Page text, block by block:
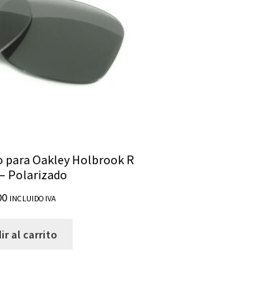
para Oakley Holbrook R
Polarizado
INCLUIDO IVA
al carrito